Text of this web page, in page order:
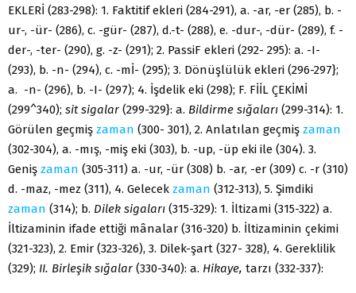
EKLERİ (283-298): 1. Faktitif ekleri (284-291), a. -ar, -er (285), b. -
ur-, -ür- (286), c. -gür- (287), d.-t- (288), e. -dur-, -dür- (289), f. -
der-, -ter- (290), g. -z- (291); 2. PassiF ekleri (292- 295): a. -I-
(293), b. -n- (294), c. -mİ- (295); 3. Dönüşlülük ekleri (296-297};
a. -n- (296), b. -I- (297); 4. İşdelik eki (298); F. FİİL ÇEKİMİ
(299^340); sit sigalar (299-329}: a. Bildirme sığaları (299-314): 1.
Görülen geçmiş zaman (300- 301), 2. Anlatılan geçmiş zaman
(302-304), a. -mış, -miş eki (303), b. -up, -üp eki ile (304). 3.
Geniş zaman (305-311) a. -ur, -ür (308) b. -ar, -er (309) c. -r (310)
d. -maz, -mez (311), 4. Gelecek zaman (312-313), 5. Şimdiki
zaman (314); b. Dilek sigaları (315-329): 1. İltizami (315-322) a.
İltizaminin ifade ettiği mânalar (316-320) b. İltizaminin çekimi
(321-323), 2. Emir (323-326), 3. Dilek-şart (327- 328), 4. Gereklilik
(329); II. Birleşik sığalar (330-340): a. Hikaye, tarzı (332-337):